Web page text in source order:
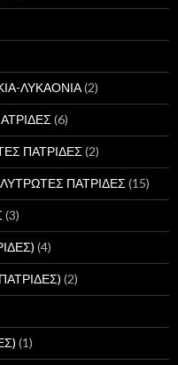
ΛΥΚΑΟΝΙΑ(2)
(6)
ΠΑΤΡΙΔΕΣ (2)
ΠΑΤΡΙΔΕΣ (15)
(3)
(4)
(2)
(1)